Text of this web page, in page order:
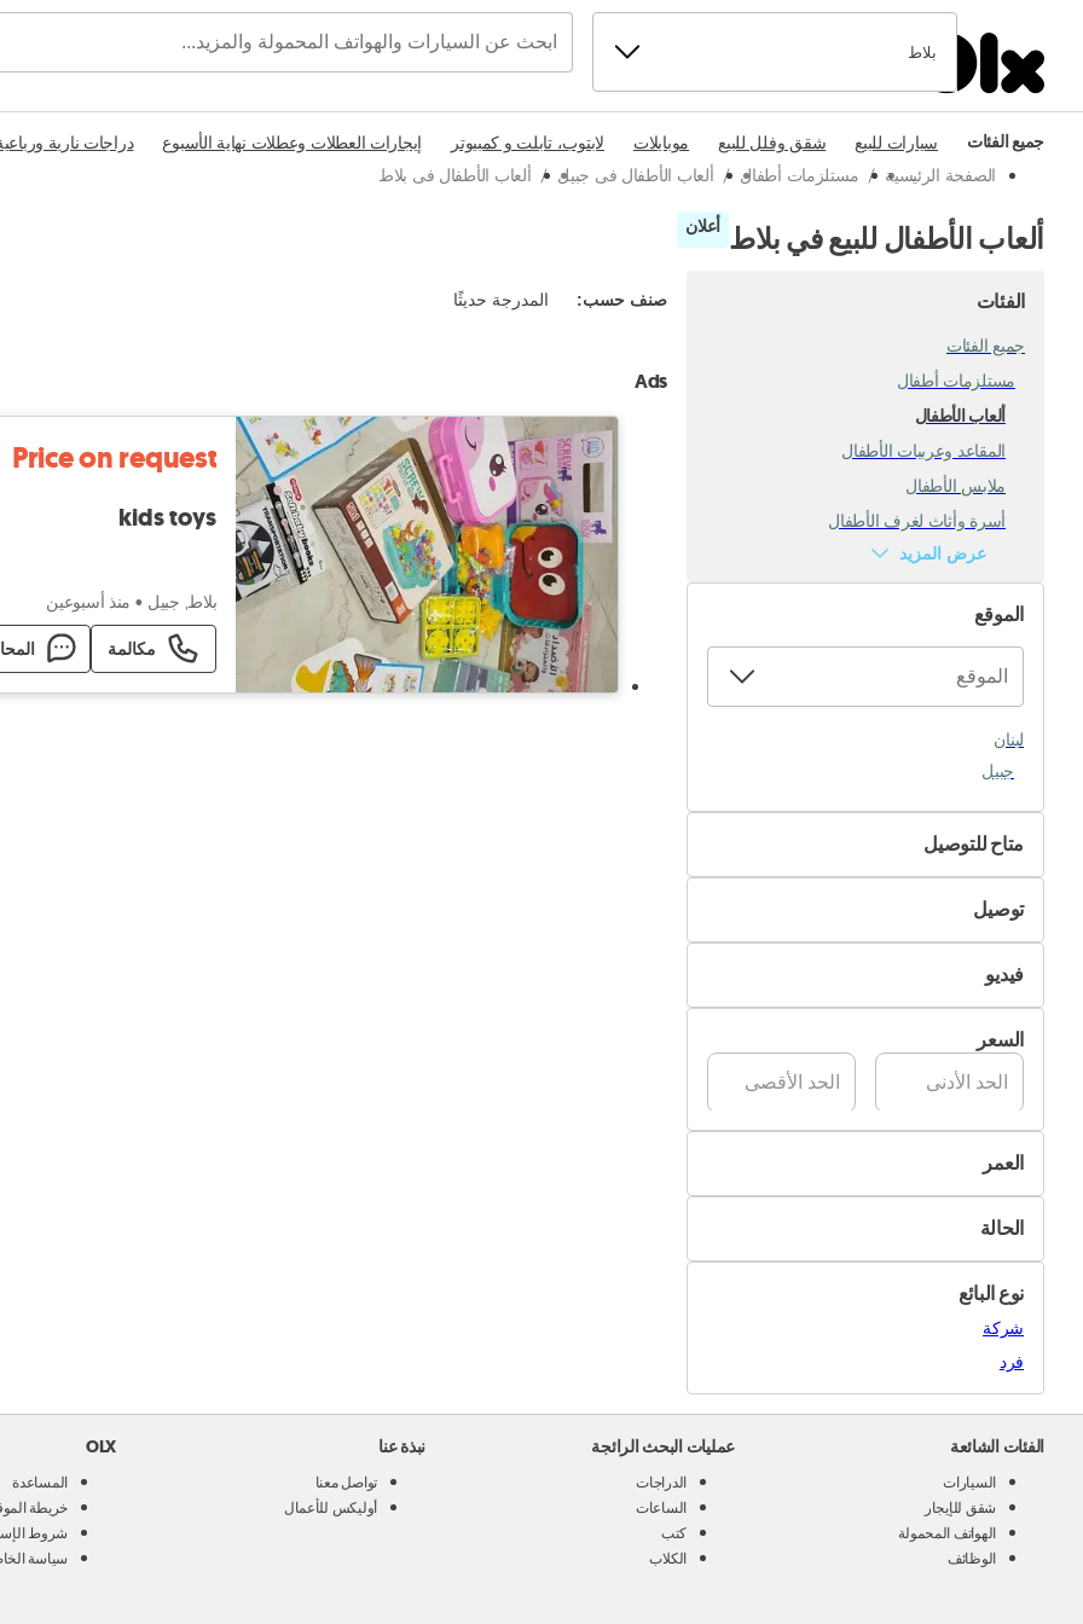
بلاط
جميع الفئات سيارات للبيع شقق وفلل للبيع موبايلات لابتوب، تابلت و كمبيوتر إيجارات العطلات وعطلات نهاية الأسبوع
دراجات نارية
الصفحة الرئيسية / مستلزمات أطفال / ألعاب الأطفال فى جبيل / ألعاب الأطفال فى بلاط
ألعاب الأطفال للبيع في بلاط أعلان
الفئات
جميع الفئات
مستلزمات أطفال
ألعاب الأطفال
المقاعد وعربيات الأطفال
ملابس الأطفال
أسرة وأثاث لغرف الأطفال
عرض المزيد
الموقع
لبنان
جبيل
متاح للتوصيل
لا
نعم
توصيل
التسليم الذاتي
تسليم Pik&Dropفيديو
غير متوفر
متوفرالسعر
العمر
قل من عامين
من 2 إلى 5 أعوامالحالة
جديد
مستعملنوع البائع
شركة
فرد
صنف حسب: المدرجة حديثًا
Ads
Price on request
kids toys
بلاط, جبيل • منذ أسبوعين
مكالمة
الفئات الشائعة
السيارات
شقق للإيجار
الهواتف المحمولة
الوظائف
عمليات البحث الرائجة
الدراجات
الساعات
كتب
الكلاب
نبذة عنا
تواصل معنا
أوليكس للأعمال
OLX
المساعدة
خريطة
شروط
سياسة